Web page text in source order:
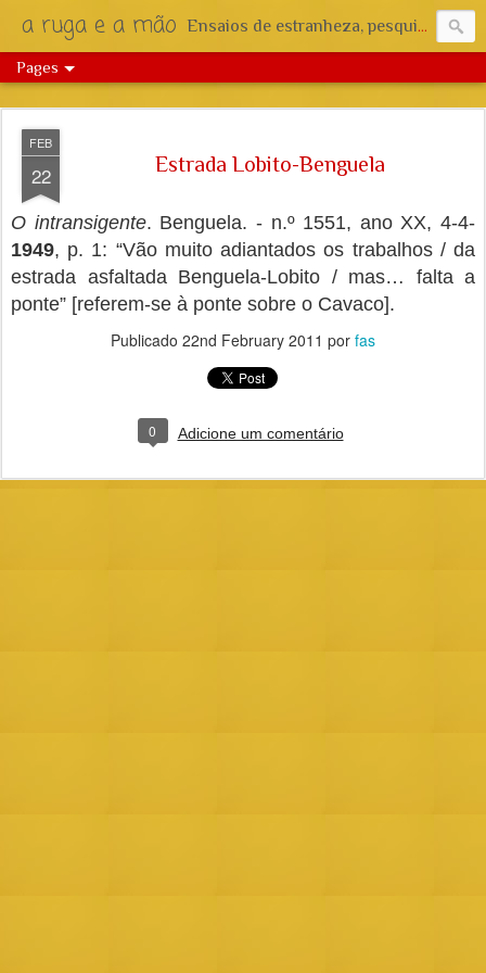
a ruga e a mão Ensaios de estranheza, pesquisa e reflexão.
Pages
FEB
22 Estrada Lobito-Benguela
O intransigente. Benguela. - n.º 1551, ano XX, 4-4-
1949, p. 1: “Vão muito adiantados os trabalhos / da
estrada asfaltada Benguela-Lobito / mas… falta a
ponte” [referem-se à ponte sobre o Cavaco].
Publicado 22nd February 2011 por fas
0 Adicione um comentário